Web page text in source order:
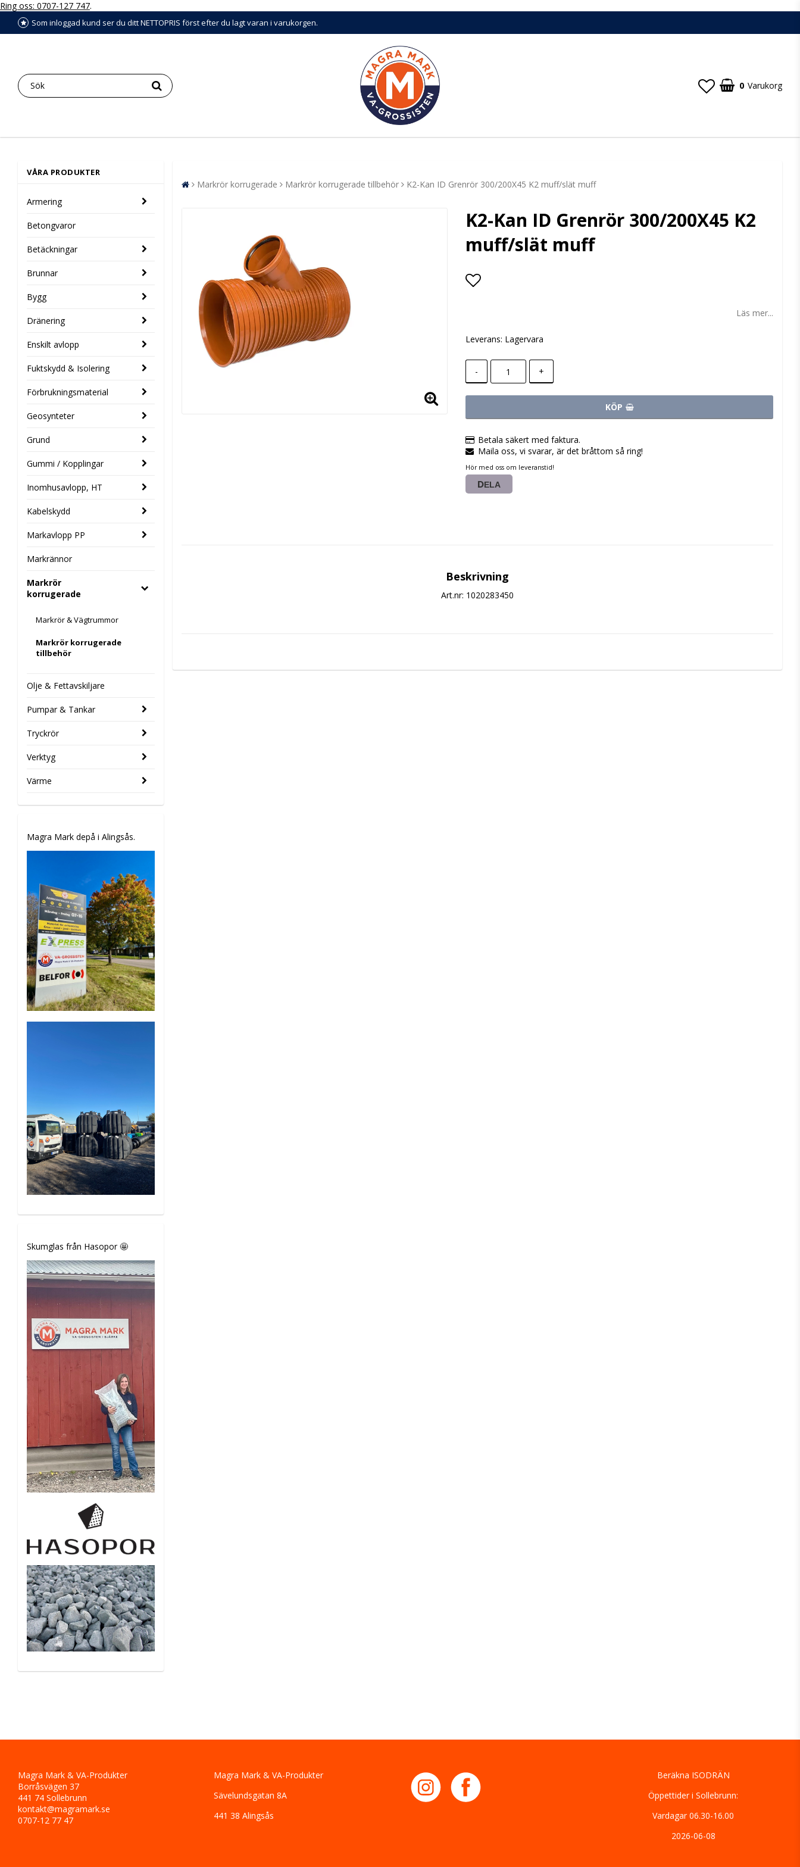
Ring oss: 0707-127 747.
Som inloggad kund ser du ditt NETTOPRIS först efter du lagt varan i varukorgen.
0 Varukorg
VÅRA PRODUKTER
Armering
Betongvaror
Betäckningar
Brunnar
Bygg
Dränering
Enskilt avlopp
Fuktskydd & Isolering
Förbrukningsmaterial
Geosynteter
Grund
Gummi / Kopplingar
Inomhusavlopp, HT
Kabelskydd
Markavlopp PP
Markrännor
Markrör
korrugerade
Markrör & Vägtrummor
Markrör korrugerade
tillbehör
Olje & Fettavskiljare
Pumpar & Tankar
Tryckrör
Verktyg
Värme
Magra Mark depå i Alingsås.
Skumglas från Hasopor 🤩
Markrör korrugerade Markrör korrugerade tillbehör K2-Kan ID Grenrör 300/200X45 K2 muff/slät muff
K2-Kan ID Grenrör 300/200X45 K2
muff/slät muff
Läs mer...
Leverans: Lagervara
- +
KÖP
Betala säkert med faktura.
Maila oss, vi svarar, är det bråttom så ring!
Hör med oss om leveranstid!
DELA
Beskrivning
Art.nr: 1020283450
Magra Mark & VA-Produkter
Borråsvägen 37
441 74 Sollebrunn
kontakt@magramark.se
0707-12 77 47
Magra Mark & VA-Produkter
Sävelundsgatan 8A
441 38 Alingsås
Beräkna ISODRÄN
Öppettider i Sollebrunn:
Vardagar 06.30-16.00
2026-06-08